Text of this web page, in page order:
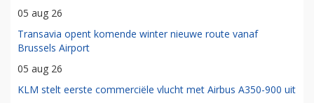
05 aug 26
Transavia opent komende winter nieuwe route vanaf
Brussels Airport
05 aug 26
KLM stelt eerste commerciële vlucht met Airbus A350-900 uit